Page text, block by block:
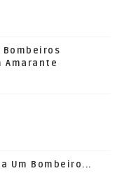
Bombeiros
Amarante
Um Bombeiro...